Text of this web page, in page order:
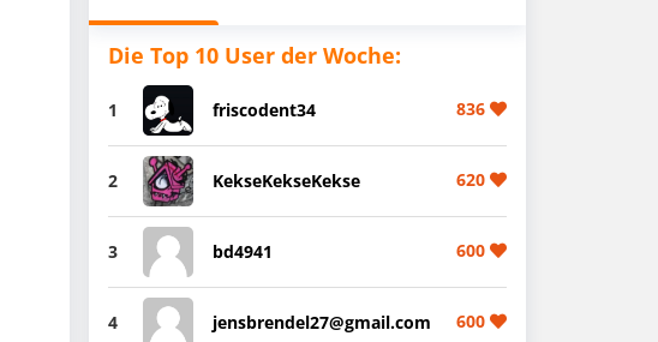
Die Top 10 User der Woche:
1 friscodent34 836
2 KekseKekseKekse 620
3 bd4941 600
4 jensbrendel27@gmail.com 600